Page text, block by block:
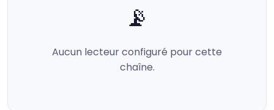
📡
Aucun lecteur configuré pour cette
chaîne.